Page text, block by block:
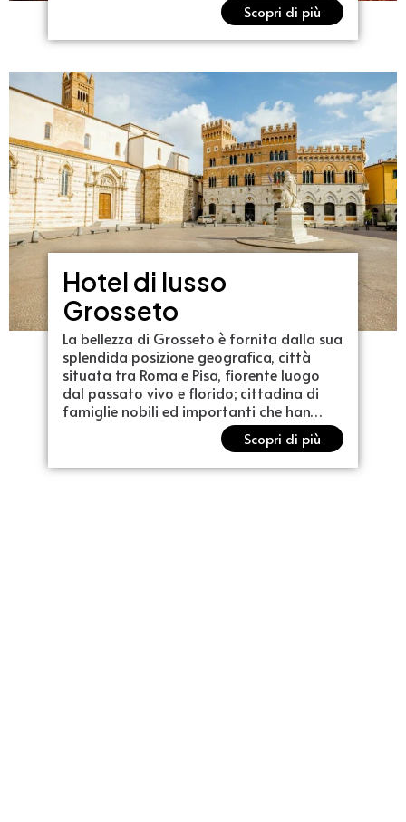
Scopri di più
Hotel di lusso
Grosseto
La bellezza di Grosseto è fornita dalla sua
splendida posizione geografica, città
situata tra Roma e Pisa, fiorente luogo
dal passato vivo e florido; cittadina di
famiglie nobili ed importanti che han…
Scopri di più